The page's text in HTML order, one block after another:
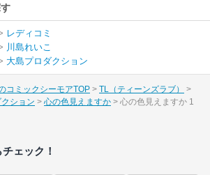
レディコミ
川島れいこ
大島プロダクション
コミックシーモアTOP
TL（ティーンズラブ）
ション 心の色見えますか
心の色見えますか 1
ェック！